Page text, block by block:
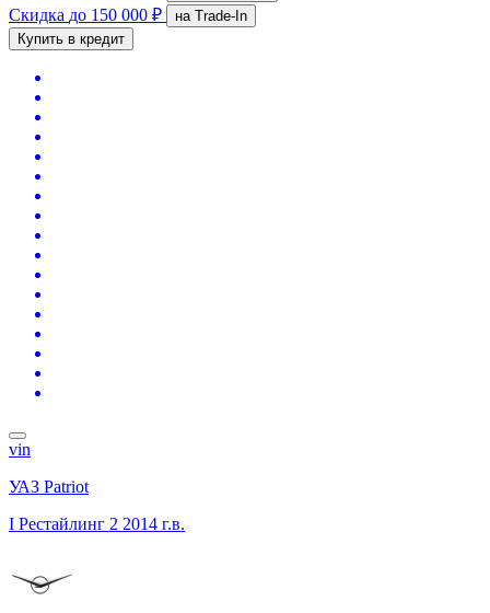
Скидка до 150 000 ₽
на Trade-In
Купить в кредит
vin
УАЗ Patriot
I Рестайлинг 2 2014 г.в.